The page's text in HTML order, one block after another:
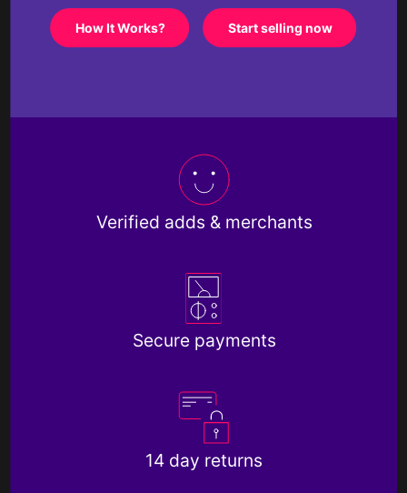
How It Works? Start selling now
Verified adds & merchants
Secure payments
14 day returns